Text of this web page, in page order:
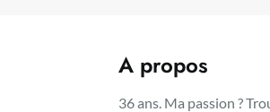
A propos
36 ans. Ma passion ?